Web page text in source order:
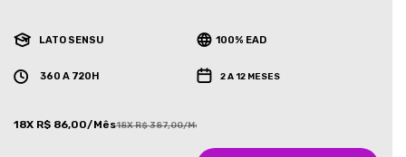
LATO SENSU 100% EAD
360 A 720H 2 A 12 MESES
18X R$ 86,00/Mês18X R$ 387,00/Mês